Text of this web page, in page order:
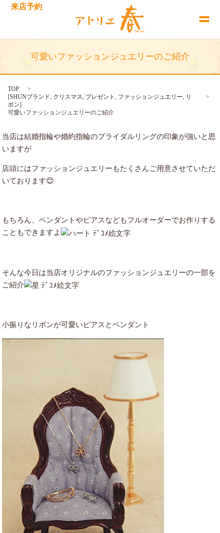
来店予約
可愛いファッションジュエリーのご紹介
TOP
[SHUNブランド クリスマス プレゼント ファッションジュエリー
リ
ボン]
可愛いファッションジュエリーのご紹介
当店は結婚指輪や婚約指輪のブライダルリングの印象が強いと思
いますが
店頭にはファッションジュエリーもたくさんご用意させていただ
いております😊
もちろん、ペンダントやピアスなどもフルオーダーでお作りする
こともできますよ
そんな今日は当店オリジナルのファッションジュエリーの一部を
ご紹介
小振りなリボンが可愛いピアスとペンダント